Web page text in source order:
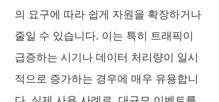
의 요구에 따라 쉽게 자원을 확장하거나
줄일 수 있습니다. 이는 특히 트래픽이
급증하는 시기나 데이터 처리량이 일시
적으로 증가하는 경우에 매우 유용합니